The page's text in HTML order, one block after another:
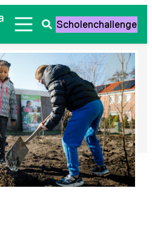
Zoeken
openen
Scholenchallenge